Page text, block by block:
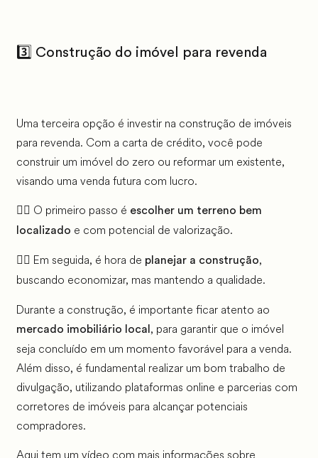
3️⃣ Construção do imóvel para revenda
Uma terceira opção é investir na construção de imóveis
para revenda. Com a carta de crédito, você pode
construir um imóvel do zero ou reformar um existente,
visando uma venda futura com lucro.
👉🏼 O primeiro passo é escolher um terreno bem
localizado e com potencial de valorização.
👉🏼 Em seguida, é hora de planejar a construção,
buscando economizar, mas mantendo a qualidade.
Durante a construção, é importante ficar atento ao
mercado imobiliário local , para garantir que o imóvel
seja concluído em um momento favorável para a venda.
Além disso, é fundamental realizar um bom trabalho de
divulgação, utilizando plataformas online e parcerias com
corretores de imóveis para alcançar potenciais
compradores.
Aqui tem um vídeo com mais informações sobre